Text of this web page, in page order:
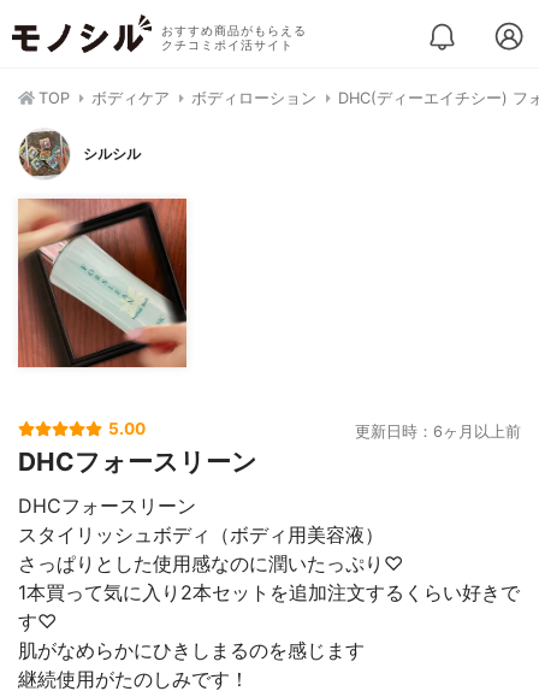
おすすめ商品がもらえる
クチコミポイ活サイト
TOP ボディケア ボディローション DHC(ディーエイチシー) フ
シルシル
5.00 更新日時：6ヶ月以上前
DHCフォースリーン
DHCフォースリーン
スタイリッシュボディ（ボディ用美容液）
さっぱりとした使用感なのに潤いたっぷり♡
1本買って気に入り2本セットを追加注文するくらい好きで
す♡
肌がなめらかにひきしまるのを感じます
継続使用がたのしみです！